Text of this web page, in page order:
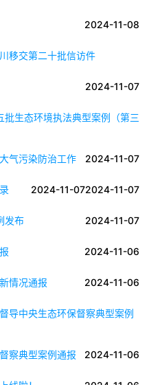
2024-11-08
移交第二十批信访件
2024-11-07
生态环境执法典型案例（第三
2024-11-07
气污染防治工作
2024-11-07
2024-11-07
发布 2024-11-07
2024-11-06
情况通报 2024-11-06
导中央生态环保督察典型案例
2024-11-06
察典型案例通报